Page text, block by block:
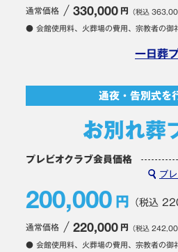
通常価格 330,000 円 （税込
● 会館使用料、火葬場の費用、宗教者の御
一日葬
通夜・告別式を
お別れ葬
プレビオクラブ会員価格
プ
200,000 円 （税込
通常価格 220,000 円 （税込
● 会館使用料、火葬場の費用、宗教者の御